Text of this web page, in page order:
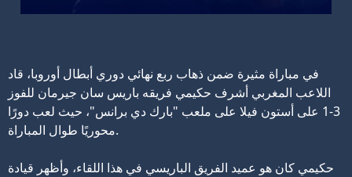
في مباراة مثيرة ضمن ذهاب ربع نهائي دوري أبطال أوروبا، قاد
اللاعب المغربي أشرف حكيمي فريقه باريس سان جيرمان للفوز
3-1 على أستون فيلا على ملعب "بارك دي برانس"، حيث لعب دورًا
محوريًا طوال المباراة.
حكيمي كان هو عميد الفريق الباريسي في هذا اللقاء، وأظهر قيادة